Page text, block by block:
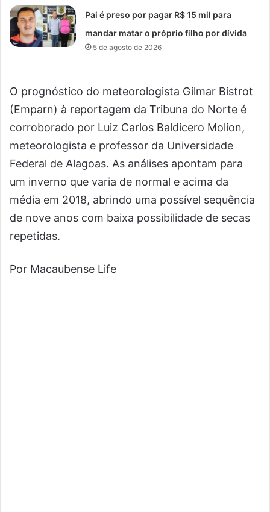
Pai é preso por pagar R$ 15 mil para
mandar matar o próprio filho por dívida
5 de agosto de 2026
O prognóstico do meteorologista Gilmar Bistrot
(Emparn) à reportagem da Tribuna do Norte é
corroborado por Luiz Carlos Baldicero Molion,
meteorologista e professor da Universidade
Federal de Alagoas. As análises apontam para
um inverno que varia de normal e acima da
média em 2018, abrindo uma possível sequência
de nove anos com baixa possibilidade de secas
repetidas.
Por Macaubense Life